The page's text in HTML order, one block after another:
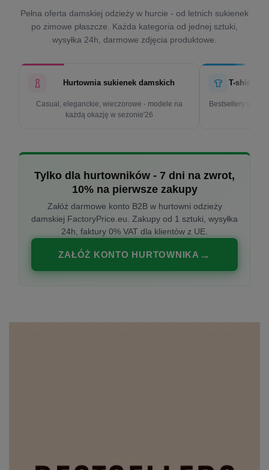
Pełna oferta damskiej odzieży w hurcie - od letnich sukienek
po zimowe płaszcze. Każda kategoria od jednej sztuki,
wysyłka 24h, darmowe zdjęcia produktowe.
Hurtownia sukienek damskich
Casual, eleganckie, wieczorowe - modele na
każdą okazję w sezonie'26
T-shirty
Bestsellery w
Tylko dla hurtowników - 7 dni na zwrot,
10% na pierwsze zakupy
Załóż darmowe konto B2B w hurtowni odzieży
damskiej FactoryPrice.eu. Zakupy od 1 sztuki, wysyłka
24h, faktury 0% VAT dla klientów z UE.
ZAŁÓŻ KONTO HURTOWNIKA